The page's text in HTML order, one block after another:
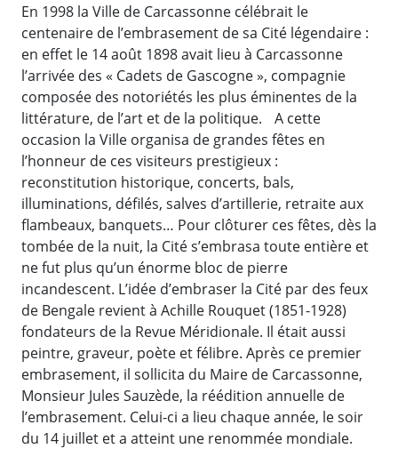
En 1998 la Ville de Carcassonne célébrait le
centenaire de l’embrasement de sa Cité légendaire :
en effet le 14 août 1898 avait lieu à Carcassonne
l’arrivée des « Cadets de Gascogne », compagnie
composée des notoriétés les plus éminentes de la
littérature, de l’art et de la politique. A cette
occasion la Ville organisa de grandes fêtes en
l’honneur de ces visiteurs prestigieux :
reconstitution historique, concerts, bals,
illuminations, défilés, salves d’artillerie, retraite aux
flambeaux, banquets… Pour clôturer ces fêtes, dès la
tombée de la nuit, la Cité s’embrasa toute entière et
ne fut plus qu’un énorme bloc de pierre
incandescent. L’idée d’embraser la Cité par des feux
de Bengale revient à Achille Rouquet (1851-1928)
fondateurs de la Revue Méridionale. Il était aussi
peintre, graveur, poète et félibre. Après ce premier
embrasement, il sollicita du Maire de Carcassonne,
Monsieur Jules Sauzède, la réédition annuelle de
l’embrasement. Celui-ci a lieu chaque année, le soir
du 14 juillet et a atteint une renommée mondiale.